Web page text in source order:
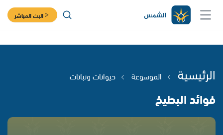
البث المباشر
الرئيسية الموسوعة حيوانات ونباتات
فوائد البطيخ